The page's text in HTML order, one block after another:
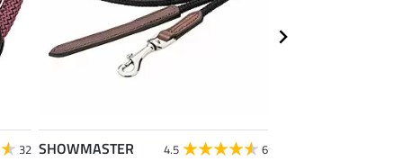
32 SHOWMASTER 4.5 6